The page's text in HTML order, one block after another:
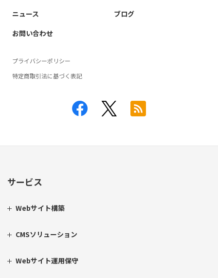
サービス
Webサイト構築
CMSソリューション
Webサイト運用保守
ニュース
ブログ
お問い合わせ
プライバシーポリシー
特定商取引法に基づく表記